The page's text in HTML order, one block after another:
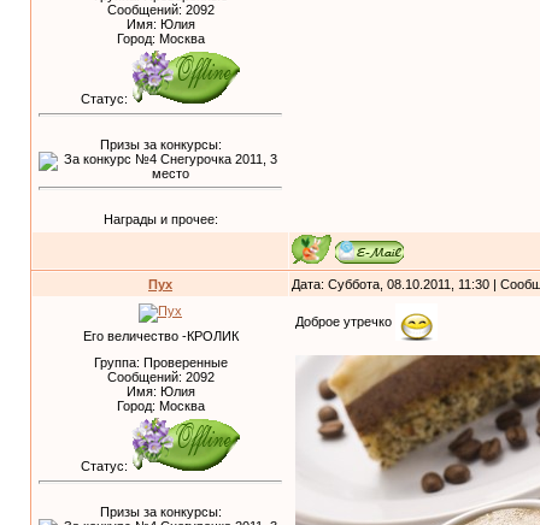
Сообщений: 2092
Имя: Юлия
Город: Москва
Статус:
Призы за конкурсы:
Награды и прочее:
Пух Дата: Суббота, 08.10.2011, 11:30 |
Его величество -КРОЛИК
Группа: Проверенные
Сообщений: 2092
Имя: Юлия
Город: Москва
Статус:
Призы за конкурсы:
Доброе утречко